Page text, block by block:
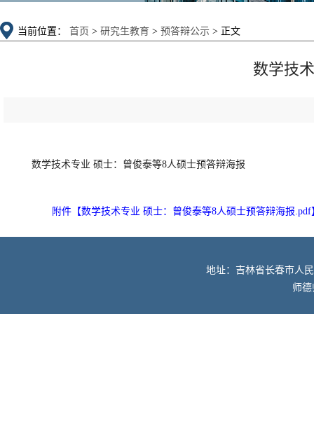
当前位置： 首页 > 研究生教育 > 预答辩公示 > 正文
数学技
数学技术专业 硕士：曾俊泰等8人硕士预答辩海报
附件【数学技术专业 硕士：曾俊泰等8人硕士预答辩海报.pdf
地址：吉林省长春市人
师德